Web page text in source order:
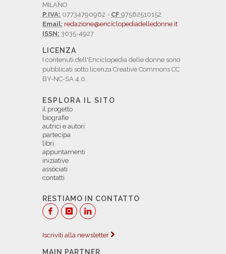
MILANO
P.IVA: 07734790962 - CF 97562510152
Email: redazione@enciclopediadelledonne.it
ISSN: 3035-4927
LICENZA
I contenuti dell'Enciclopedia delle donne sono
pubblicati sotto licenza Creative Commons CC
BY-NC-SA 4.0.
ESPLORA IL SITO
il progetto
biografie
autrici e autori
partecipa
libri
appuntamenti
iniziative
assòciati
contatti
RESTIAMO IN CONTATTO
Iscriviti alla newsletter
MAIN PARTNER